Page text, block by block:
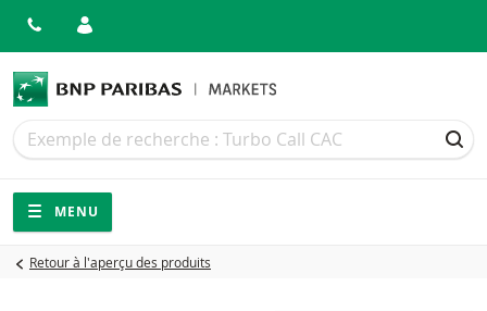
Recherche
Recherche
Navigation
Navigation sur le site
MENU
Retour à l'aperçu des produits